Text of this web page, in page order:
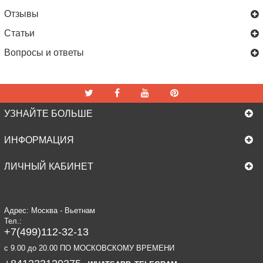
Отзывы
Статьи
Вопросы и ответы
УЗНАЙТЕ БОЛЬШЕ
ИНФОРМАЦИЯ
ЛИЧНЫЙ КАБИНЕТ
Адрес: Москва - Вьетнам
Тел.:
+7(499)112-32-13
c 9.00 до 20.00 ПО МОСКОВСКОМУ ВРЕМЕНИ